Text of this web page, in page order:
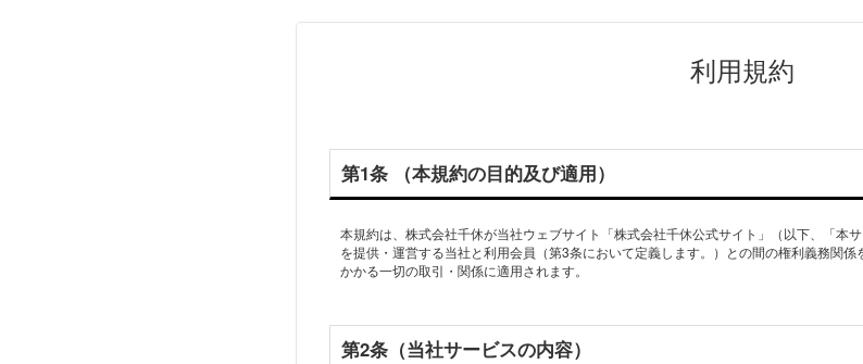
利用規約
第1条 （本規約の目的及び適用）
本規約は、株式会社千休が当社ウェブサイト「株式会社千休公式サイト」（以下、「本
を提供・運営する当社と利用会員（第3条において定義します。）との間の権利義務関
かかる一切の取引・関係に適用されます。
第2条（当社サービスの内容）